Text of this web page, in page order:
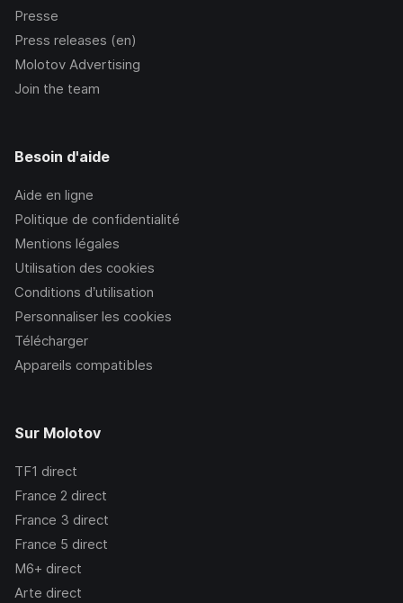
Presse
Press releases (en)
Molotov Advertising
Join the team
Besoin d'aide
Aide en ligne
Politique de confidentialité
Mentions légales
Utilisation des cookies
Conditions d’utilisation
Personnaliser les cookies
Télécharger
Appareils compatibles
Sur Molotov
TF1 direct
France 2 direct
France 3 direct
France 5 direct
M6+ direct
Arte direct